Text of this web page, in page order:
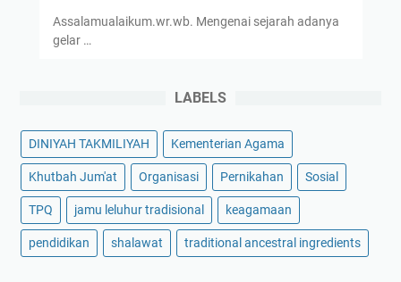
Assalamualaikum.wr.wb. Mengenai sejarah adanya
gelar …
LABELS
DINIYAH TAKMILIYAH Kementerian Agama
Khutbah Jum'at Organisasi Pernikahan Sosial
TPQ jamu leluhur tradisional keagamaan
pendidikan shalawat traditional ancestral ingredients